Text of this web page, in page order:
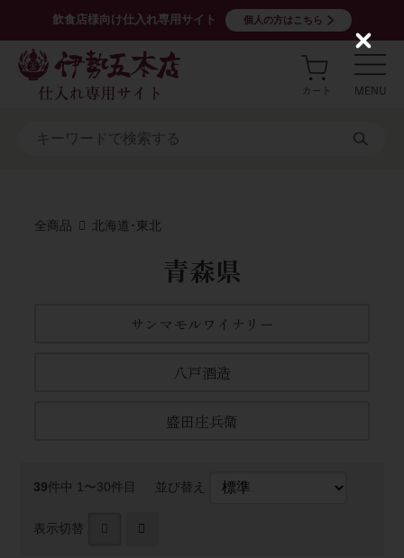
飲食店様向け仕入れ専用サイト 個人の方はこちら
全商品 北海道･東北
青森県
サンマモルワイナリー
八戸酒造
盛田庄兵衛
39件中 1〜30件目 並び替え
表示切替
C
l
s